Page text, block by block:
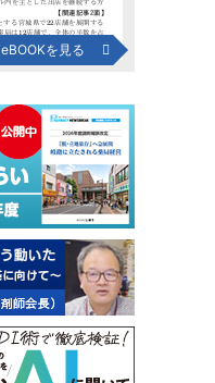
eBOOKを見る